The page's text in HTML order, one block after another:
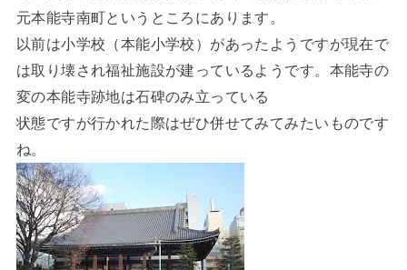
元本能寺南町というところにあります。
以前は小学校（本能小学校）があったようですが現在で
は取り壊され福祉施設が建っているようです。本能寺の
変の本能寺跡地は石碑のみ立っている
状態ですが行かれた際はぜひ併せてみてみたいものです
ね。